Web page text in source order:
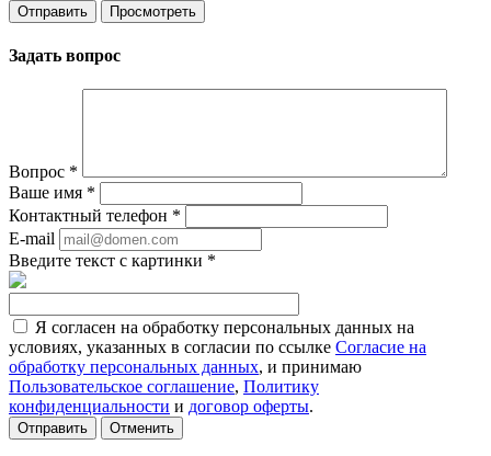
Задать вопрос
Вопрос *
Ваше имя *
Контактный телефон *
E-mail
Введите текст с картинки *
Я согласен на обработку персональных данных на
условиях, указанных в согласии по ссылке Согласие на
обработку персональных данных, и принимаю
Пользовательское соглашение, Политику
конфиденциальности и договор оферты.
Отменить